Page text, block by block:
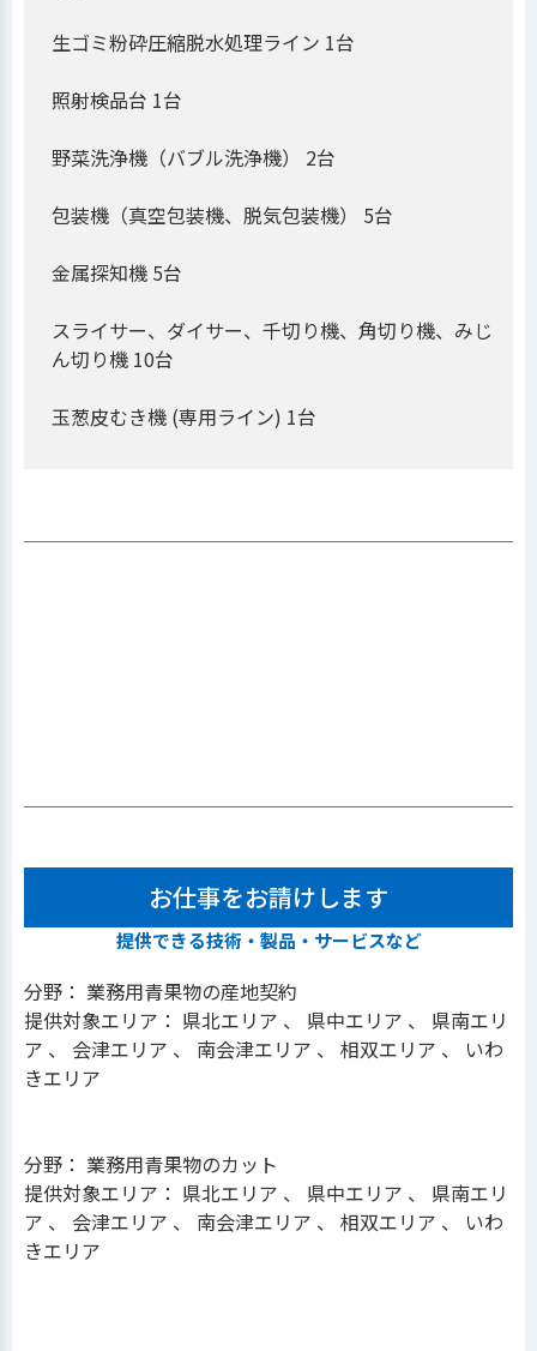
生ゴミ粉砕圧縮脱水処理ライン 1台
照射検品台 1台
野菜洗浄機（バブル洗浄機） 2台
包装機（真空包装機、脱気包装機） 5台
金属探知機 5台
スライサー、ダイサー、千切り機、角切り機、みじ
ん切り機 10台
玉葱皮むき機 (専用ライン) 1台
お仕事をお請けします
提供できる技術・製品・サービスなど
分野： 業務用青果物の産地契約
提供対象エリア： 県北エリア 、 県中エリア 、 県南エリ
ア 、 会津エリア 、 南会津エリア 、 相双エリア 、 いわ
きエリア
分野： 業務用青果物のカット
提供対象エリア： 県北エリア 、 県中エリア 、 県南エリ
ア 、 会津エリア 、 南会津エリア 、 相双エリア 、 いわ
きエリア